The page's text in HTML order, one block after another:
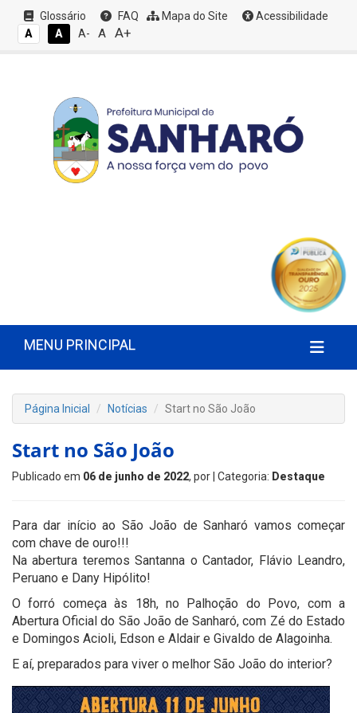
Glossário FAQ Mapa do Site
Acessibilidade
A
A A- A A+
MENU PRINCIPAL
Página Inicial Notícias Start no São João
Start no São João
Publicado em 06 de junho de 2022, por | Categoria: Destaque
Para dar início ao São João de Sanharó vamos começar
com chave de ouro!!!
Na abertura teremos Santanna o Cantador, Flávio Leandro,
Peruano e Dany Hipólito!
O forró começa às 18h, no Palhoção do Povo, com a
Abertura Oficial do São João de Sanharó, com Zé do Estado
e Domingos Acioli, Edson e Aldair e Givaldo de Alagoinha.
E aí, preparados para viver o melhor São João do interior?